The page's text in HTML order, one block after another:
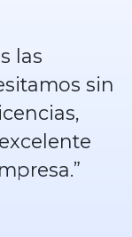
las
sin